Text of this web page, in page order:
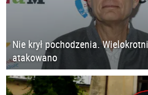
Nie krył pochodzenia.
atakowano